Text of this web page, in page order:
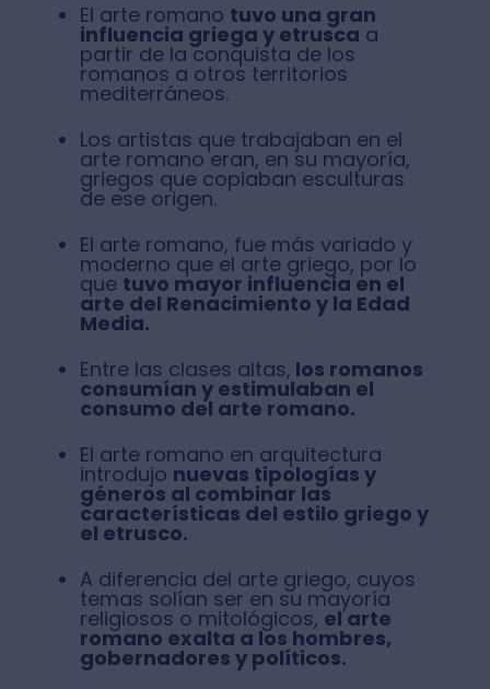
El arte romano tuvo una gran
influencia griega y etrusca a
partir de la conquista de los
romanos a otros territorios
mediterráneos.
Los artistas que trabajaban en el
arte romano eran, en su mayoría,
griegos que copiaban esculturas
de ese origen.
El arte romano, fue más variado y
moderno que el arte griego, por lo
que tuvo mayor influencia en el
arte del Renacimiento y la Edad
Media.
Entre las clases altas, los romanos
consumían y estimulaban el
consumo del arte romano.
El arte romano en arquitectura
introdujo nuevas tipologías y
géneros al combinar las
características del estilo griego y
el etrusco.
A diferencia del arte griego, cuyos
temas solían ser en su mayoría
religiosos o mitológicos, el arte
romano exalta a los hombres,
gobernadores y políticos.